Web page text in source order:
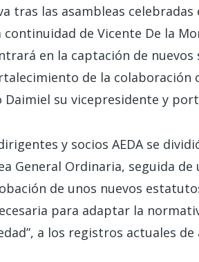
tras las asambleas celebradas
de Vicente De la
en la captación de
de la colaboración
Daimiel su vicepresidente y
y socios AEDA se
General Ordinaria, seguida
de unos nuevos
para adaptar la
a los registros actuales